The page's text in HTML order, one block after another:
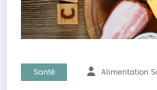
Santé Alimentation